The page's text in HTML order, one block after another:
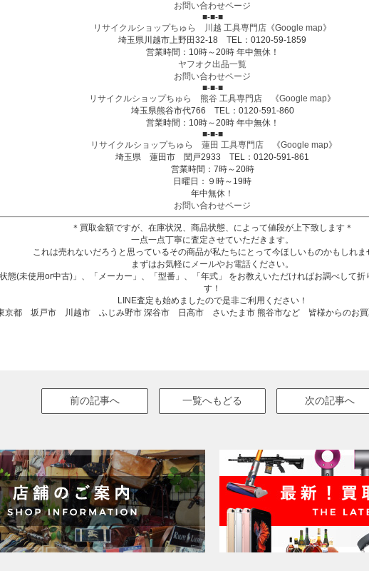
お問い合わせページ
■-■-■
リサイクルショップちゅら 川越 工具専門店 《Google map》
埼玉県川越市上野田32-18 TEL：0120-59-1859
営業時間：10時～20時 年中無休！
ヤフオク出品一覧
お問い合わせページ
■-■-■
リサイクルショップちゅら 熊谷 工具専門店 《Google map》
埼玉県熊谷市代766 TEL：0120-591-860
営業時間：10時～20時 年中無休！
■-■-■
リサイクルショップちゅら 蓮田 工具専門店《Google map》
埼玉県 蓮田市 閏戸2933 TEL：0120-591-861
営業時間：7時～20時
日曜日：９時～19時
年中無休！
お問い合わせページ
＊買取金額ですが、在庫状況、商品状態、によって値段が上下致します＊
一点一点丁寧に査定させていただきます。
これは売れないだろうと思っているその商品が私たちにとって今ほしいものかもしれま
まずはお気軽に メールやお電話 ください。
状態(未使用or中古)」、「メーカー」、「型番」、「年式」 をお教えいただければお調べして折
す！
LINE査定も始めましたので是非ご利用ください！
都 坂戸市 川越市 ふじみ野市 深谷市 日高市 さいたま市 熊谷市など 皆様からのお買取
前の記事へ 次の記事へ
一覧へもどる